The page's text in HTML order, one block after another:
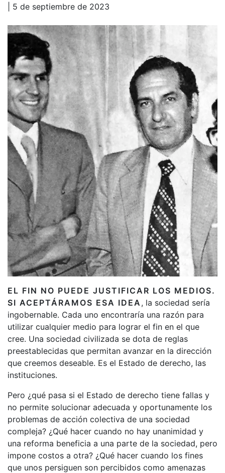
| 5 de septiembre de 2023
EL FIN NO PUEDE JUSTIFICAR LOS MEDIOS.
SI ACEPTÁRAMOS ESA IDEA , la sociedad sería
ingobernable. Cada uno encontraría una razón para
utilizar cualquier medio para lograr el fin en el que
cree. Una sociedad civilizada se dota de reglas
preestablecidas que permitan avanzar en la dirección
que creemos deseable. Es el Estado de derecho, las
instituciones.
Pero ¿qué pasa si el Estado de derecho tiene fallas y
no permite solucionar adecuada y oportunamente los
problemas de acción colectiva de una sociedad
compleja? ¿Qué hacer cuando no hay unanimidad y
una reforma beneficia a una parte de la sociedad, pero
impone costos a otra? ¿Qué hacer cuando los fines
que unos persiguen son percibidos como amenazas